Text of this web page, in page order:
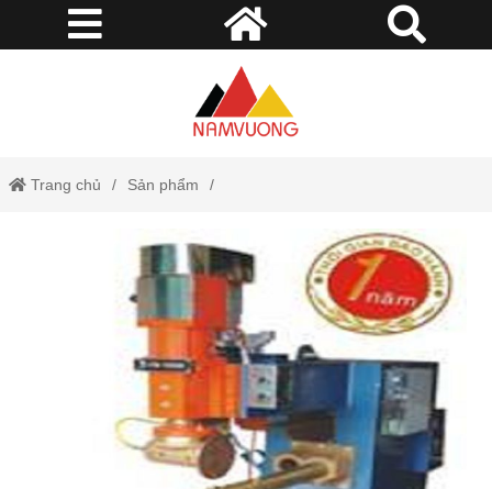
Trang chủ Sản phẩm
MÁY HÀN TIẾP XÚC (HÀN ĐIỂM / HÀN LĂN) Máy hàn lăn 2 trục